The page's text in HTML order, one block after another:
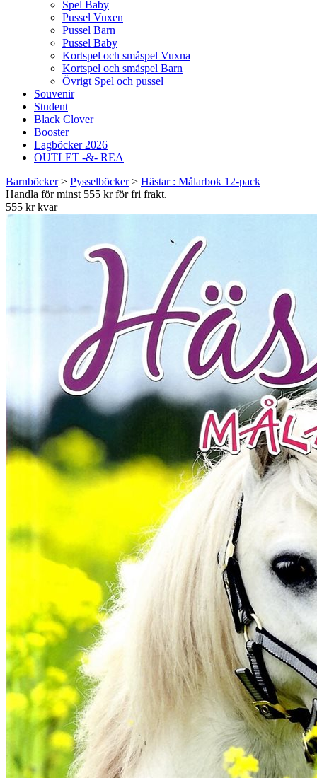
Spel Baby
Pussel Vuxen
Pussel Barn
Pussel Baby
Kortspel och småspel Vuxna
Kortspel och småspel Barn
Övrigt Spel och pussel
Souvenir
Student
Black Clover
Booster
Lagböcker 2026
OUTLET -&- REA
Barnböcker> Pysselböcker> Hästar : Målarbok 12-pack
Handla för minst 555 kr för fri frakt.
555 kr kvar